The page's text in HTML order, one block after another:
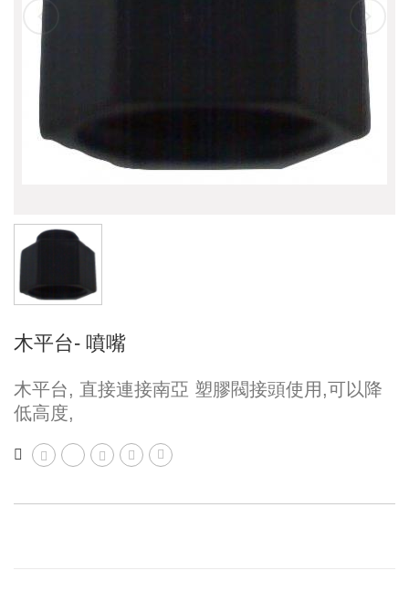
魚池過濾桶
魚池過濾桶 配件
高壓造霧
景觀噴泉
木平台- 噴嘴
木平台, 直接連接南亞 塑膠閥接頭使用,可以降
低高度,